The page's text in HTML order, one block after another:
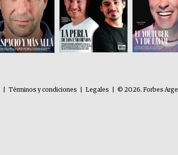
Términos y condiciones Legales
© 2026. Forbes